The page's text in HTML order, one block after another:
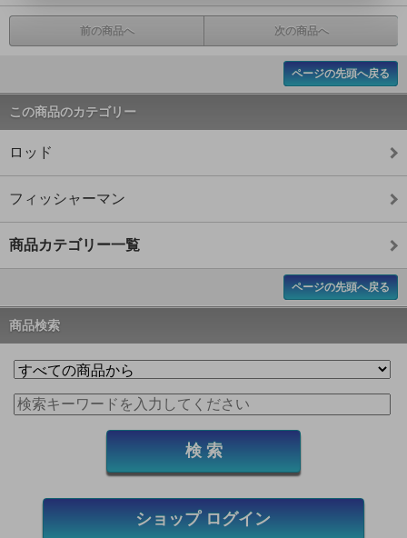
前の商品へ 次の商品へ
ページの先頭へ戻る
この商品のカテゴリー
ロッド
フィッシャーマン
商品カテゴリー一覧
ページの先頭へ戻る
商品検索
ショップ ログイン